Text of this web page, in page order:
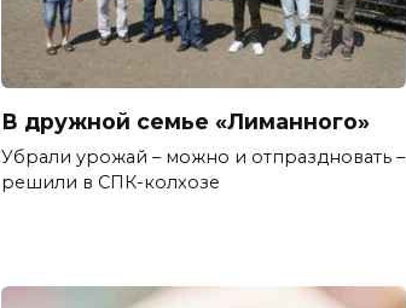
В дружной семье «Лиманного»
Убрали урожай – можно и отпраздновать –
решили в СПК-колхозе